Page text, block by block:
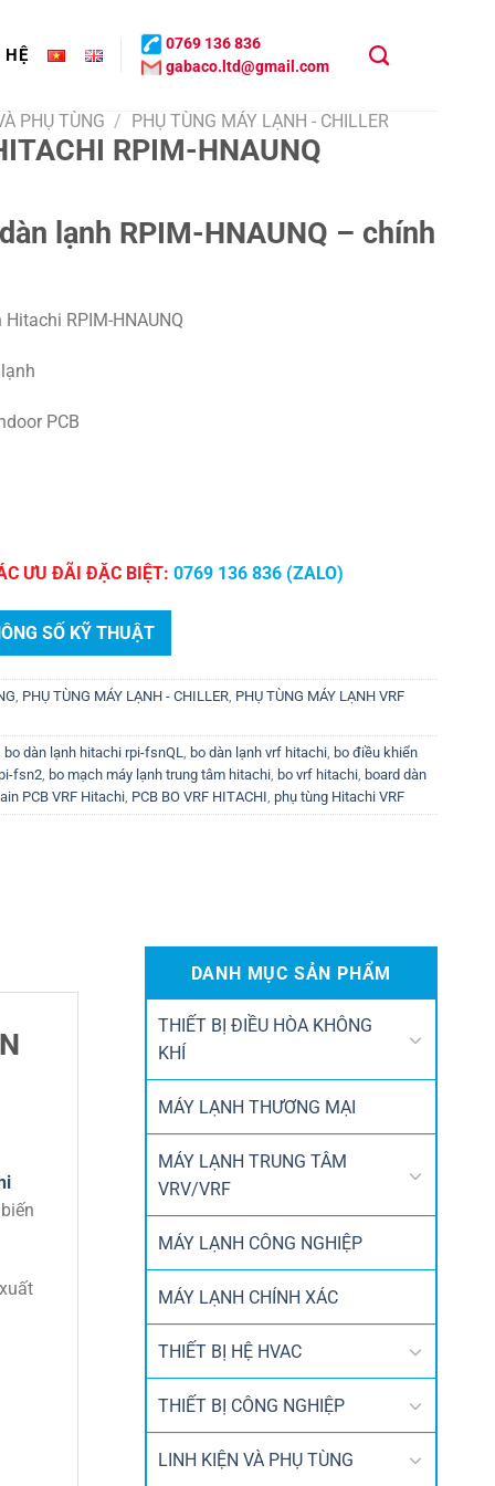
HỆ
gabaco.ltd@gmail.com
0769 136 836
PHỤ TÙNG / PHỤ TÙNG MÁY LẠNH - CHILLER
RPIM-HNAUNQ
lạnh RPIM-HNAUNQ – chính
RPIM-HNAUNQ
PCB
ƯU ĐÃI ĐẶC BIỆT: 0769 136 836 (ZALO)
SỐ KỸ THUẬT
PHỤ TÙNG MÁY LẠNH - CHILLER PHỤ TÙNG MÁY LẠNH VRF
bo dàn lạnh hitachi rpi-fsnQL bo dàn lạnh vrf hitachi bo điều khiển
fsn2 bo mạch máy lạnh trung tâm hitachi bo vrf hitachi board dàn
PCB VRF Hitachi PCB BO VRF HITACHI phụ tùng Hitachi VRF
DANH MỤC SẢN PHẨM
THIẾT BỊ ĐIỀU HÒA KHÔNG
KHÍ
MÁY LẠNH THƯƠNG MẠI
MÁY LẠNH TRUNG TÂM
VRV/VRF
MÁY LẠNH CÔNG NGHIỆP
MÁY LẠNH CHÍNH XÁC
THIẾT BỊ HỆ HVAC
THIẾT BỊ CÔNG NGHIỆP
LINH KIỆN VÀ PHỤ TÙNG